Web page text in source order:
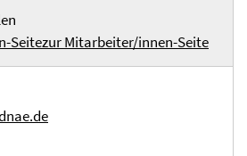
Seitezur Mitarbeiter/innen-Seite